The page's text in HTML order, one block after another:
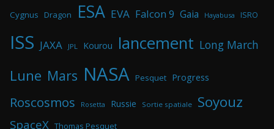
Cygnus Dragon ESA EVA Falcon 9 Gaia Hayabusa ISRO
ISS JAXA JPL Kourou lancement Long March
Lune Mars NASA Pesquet Progress
Roscosmos Rosetta Russie Sortie spatiale Soyouz
SpaceX Thomas Pesquet